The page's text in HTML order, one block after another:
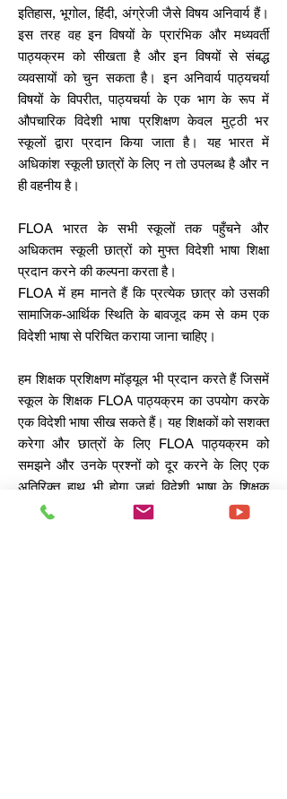
इतिहास, भूगोल, हिंदी, अंग्रेजी जैसे विषय अनिवार्य हैं।
इस तरह वह इन विषयों के प्रारंभिक और मध्यवर्ती
पाठ्यक्रम को सीखता है और इन विषयों से संबद्ध
व्यवसायों को चुन सकता है। इन अनिवार्य पाठ्यचर्या
विषयों के विपरीत, पाठ्यचर्या के एक भाग के रूप में
औपचारिक विदेशी भाषा प्रशिक्षण केवल मुट्ठी भर
स्कूलों द्वारा प्रदान किया जाता है। यह भारत में
अधिकांश स्कूली छात्रों के लिए न तो उपलब्ध है और न
ही वहनीय है।
FLOA भारत के सभी स्कूलों तक पहुँचने और
अधिकतम स्कूली छात्रों को मुफ्त विदेशी भाषा शिक्षा
प्रदान करने की कल्पना करता है।
FLOA में हम मानते हैं कि प्रत्येक छात्र को उसकी
सामाजिक-आर्थिक स्थिति के बावजूद कम से कम एक
विदेशी भाषा से परिचित कराया जाना चाहिए।
हम शिक्षक प्रशिक्षण मॉड्यूल भी प्रदान करते हैं जिसमें
स्कूल के शिक्षक FLOA पाठ्यक्रम का उपयोग करके
एक विदेशी भाषा सीख सकते हैं। यह शिक्षकों को सशक्त
करेगा और छात्रों के लिए FLOA पाठ्यक्रम को
समझने और उनके प्रश्नों को दूर करने के लिए एक
अतिरिक्त हाथ भी होगा जहां विदेशी भाषा के शिक्षक
उपलब्ध नहीं हैं।